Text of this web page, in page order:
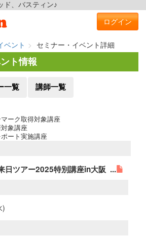
ド、バスティン♪
ログイン
ベント
セミナー・イベント詳細
ト情報
一覧 講師一覧
ーク取得対象講座
象講座
ート実施講座
日ツアー2025特別講座in大阪 ...
)